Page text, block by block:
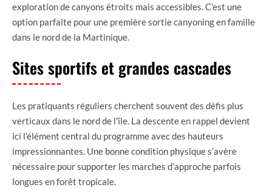
exploration de canyons étroits mais accessibles. C’est une
option parfaite pour une première sortie canyoning en famille
dans le nord de la Martinique.
Sites sportifs et grandes cascades
Les pratiquants réguliers cherchent souvent des défis plus
verticaux dans le nord de l’île. La descente en rappel devient
ici l’élément central du programme avec des hauteurs
impressionnantes. Une bonne condition physique s’avère
nécessaire pour supporter les marches d’approche parfois
longues en forêt tropicale.